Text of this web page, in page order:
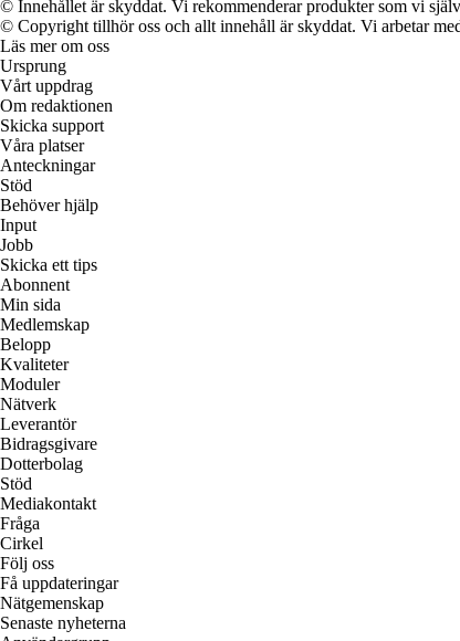
© Innehållet är skyddat. Vi rekommenderar produkter som vi
© Copyright tillhör oss och allt innehåll är skyddat. Vi arbetar
Läs mer om oss
Ursprung
Vårt uppdrag
Om redaktionen
Skicka support
Våra platser
Anteckningar
Stöd
Behöver hjälp
Input
Jobb
Skicka ett tips
Abonnent
Min sida
Medlemskap
Belopp
Kvaliteter
Moduler
Nätverk
Leverantör
Bidragsgivare
Dotterbolag
Stöd
Mediakontakt
Fråga
Cirkel
Följ oss
Få uppdateringar
Nätgemenskap
Senaste nyheterna